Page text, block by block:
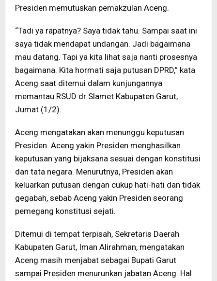
Presiden memutuskan pemakzulan Aceng.
“Tadi ya rapatnya? Saya tidak tahu. Sampai saat ini
saya tidak mendapat undangan. Jadi bagaimana
mau datang. Tapi ya kita lihat saja nanti prosesnya
bagaimana. Kita hormati saja putusan DPRD,” kata
Aceng saat ditemui dalam kunjungannya
memantau RSUD dr Slamet Kabupaten Garut,
Jumat (1/2).
Aceng mengatakan akan menunggu keputusan
Presiden. Aceng yakin Presiden menghasilkan
keputusan yang bijaksana sesuai dengan konstitusi
dan tata negara. Menurutnya, Presiden akan
keluarkan putusan dengan cukup hati-hati dan tidak
gegabah, sebab Aceng yakin Presiden seorang
pemegang konstitusi sejati.
Ditemui di tempat terpisah, Sekretaris Daerah
Kabupaten Garut, Iman Alirahman, mengatakan
Aceng masih menjabat sebagai Bupati Garut
sampai Presiden menurunkan jabatan Aceng. Hal